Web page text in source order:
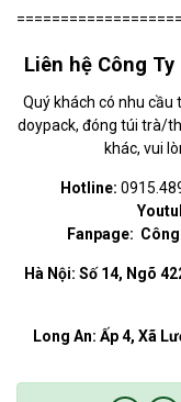
Liên hệ Công
Quý khách có nhu cầu
doypack, đóng túi trà/
khác, vui
Hotline:
Fanpage:
Hà Nội: Số 14, Ngõ
Long An: Ấp 4, Xã